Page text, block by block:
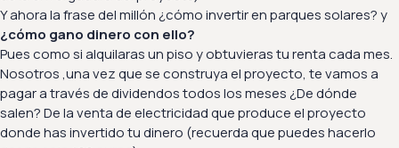
Y ahora la frase del millón ¿cómo invertir en parques solares? y
¿cómo gano dinero con ello?
Pues como si alquilaras un piso y obtuvieras tu renta cada mes.
Nosotros ,una vez que se construya el proyecto, te vamos a
pagar a través de dividendos todos los meses ¿De dónde
salen? De la venta de electricidad que produce el proyecto
donde has invertido tu dinero (recuerda que puedes hacerlo